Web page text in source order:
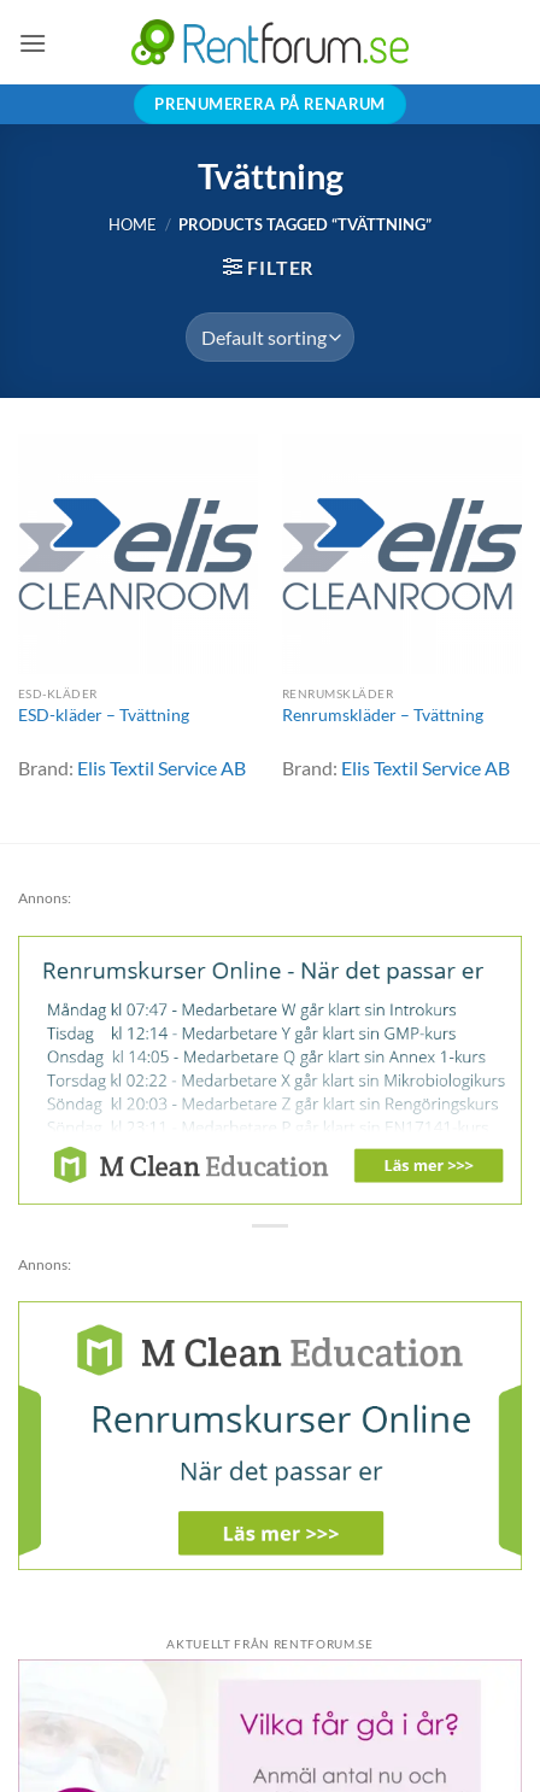
PRENUMERERA PÅ RENARUM
Tvättning
HOME / PRODUCTS TAGGED “TVÄTTNING”
FILTER
ESD-KLÄDER
ESD-kläder – Tvättning
Brand: Elis Textil Service AB
RENRUMSKLÄDER
Renrumskläder – Tvättning
Brand: Elis Textil Service AB
Annons:
Annons:
AKTUELLT FRÅN RENTFORUM.SE